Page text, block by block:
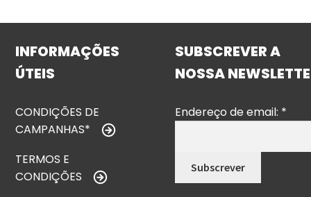
INFORMAÇÕES
ÚTEIS
CONDIÇÕES DE
CAMPANHAS*
TERMOS E
CONDIÇÕES
SUBSCREVER A
NOSSA
Endereço de email: *